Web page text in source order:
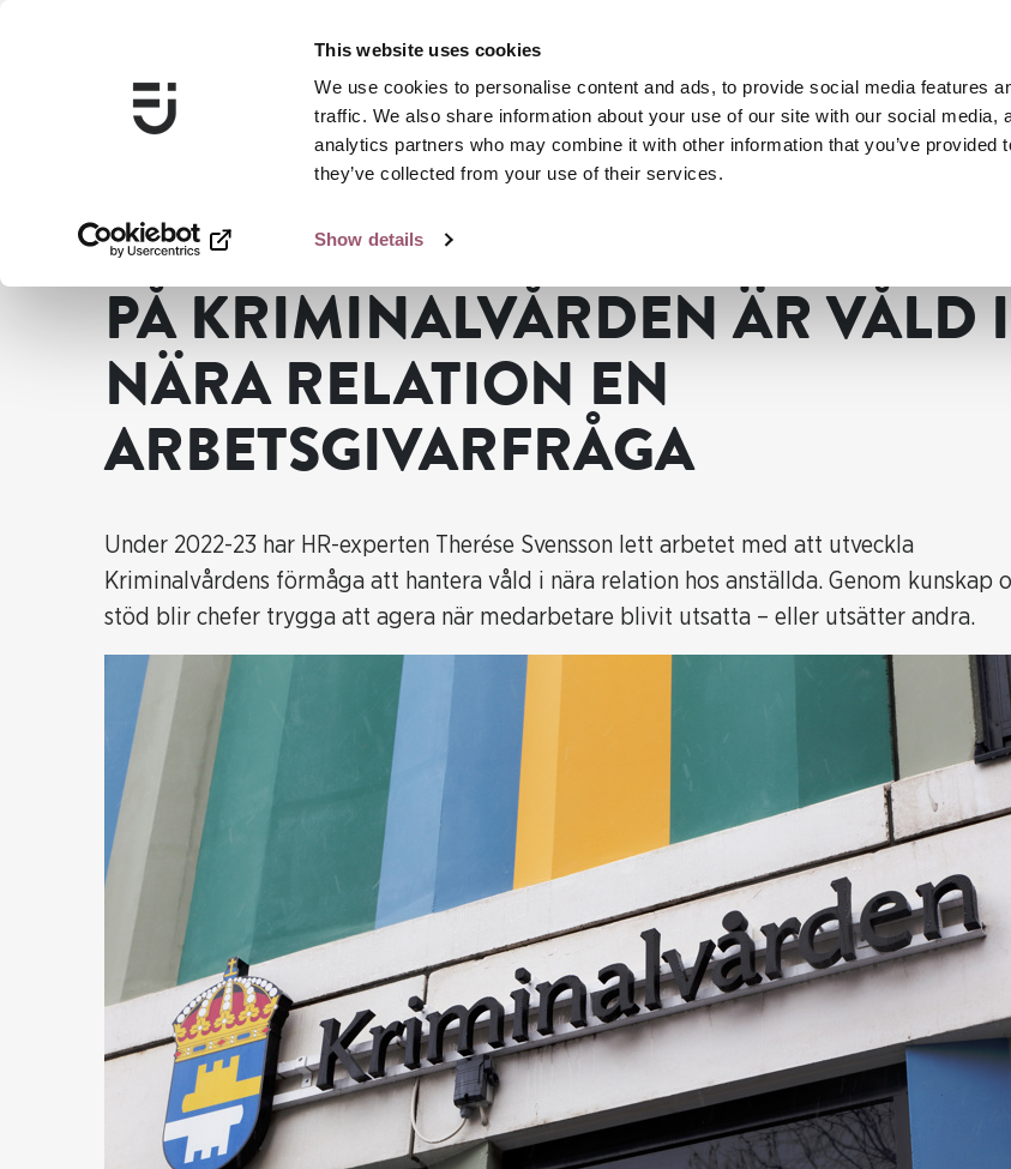
This website uses cookies
We use cookies to personalise content and ads, to provide social media features
traffic. We also share information about your use of our site with our social media,
analytics partners who may combine it with other information that you’ve provided
they’ve collected from your use of their services.
Show details
Jämställdhetsmyndigheten Ska du jobba med jämställdhet?
PÅ KRIMINALVÅRDEN ÄR VÅLD I
NÄRA RELATION EN
ARBETSGIVARFRÅGA
Under 2022-23 har HR-experten Therése Svensson lett arbetet med att utveckla
Kriminalvårdens förmåga att hantera våld i nära relation hos anställda. Genom kunskap
stöd blir chefer trygga att agera när medarbetare blivit utsatta – eller utsätter andra.